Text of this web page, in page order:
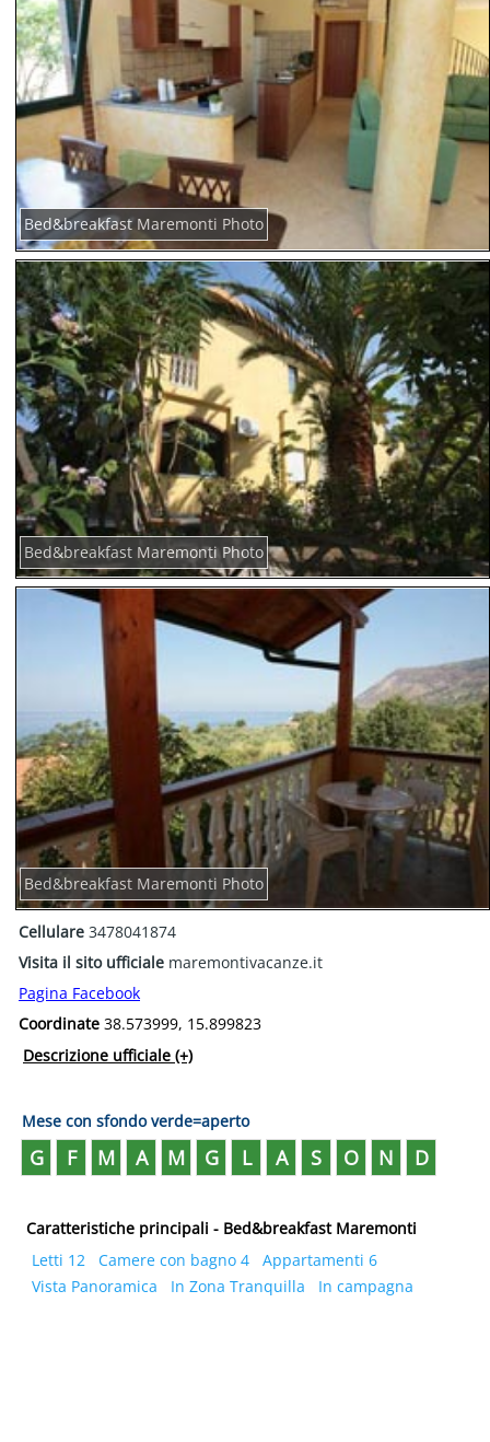
Bed&breakfast Maremonti Photo
Bed&breakfast Maremonti Photo
Bed&breakfast Maremonti Photo
Cellulare 3478041874
Visita il sito ufficiale maremontivacanze.it
Pagina Facebook
Coordinate 38.573999, 15.899823
Descrizione ufficiale (+)
Mese con sfondo verde=aperto
G F M A M G L A S O N D
Caratteristiche principali - Bed&breakfast Maremonti
Letti 12
Camere con bagno 4
Appartamenti 6
Vista Panoramica
In Zona Tranquilla In campagna